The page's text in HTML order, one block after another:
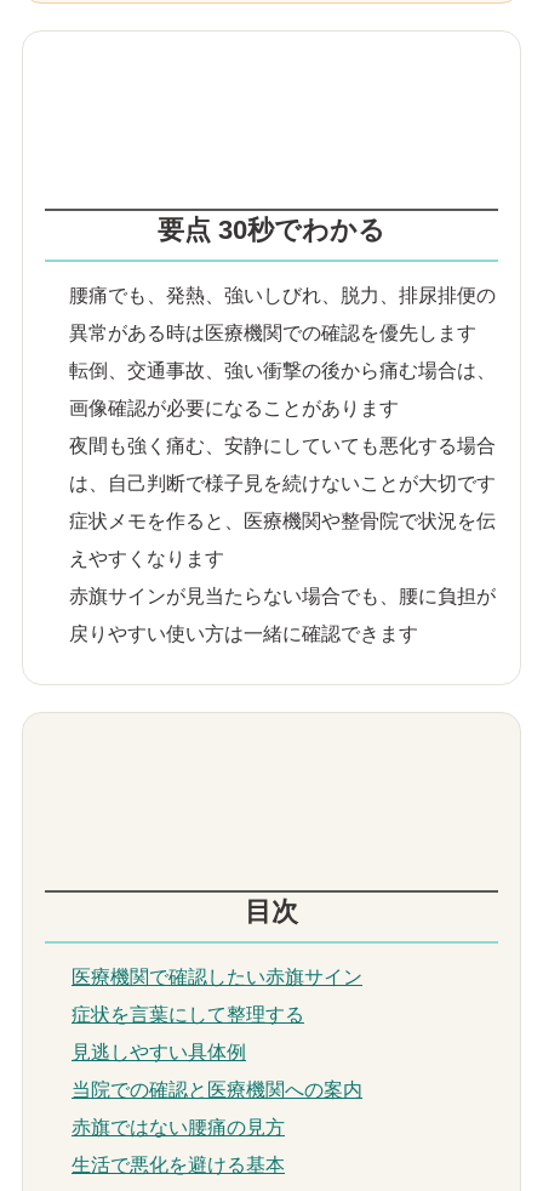
要点 30秒でわかる
腰痛でも、発熱、強いしびれ、脱力、排尿排便の
異常がある時は医療機関での確認を優先します
転倒、交通事故、強い衝撃の後から痛む場合は、
画像確認が必要になることがあります
夜間も強く痛む、安静にしていても悪化する場合
は、自己判断で様子見を続けないことが大切です
症状メモを作ると、医療機関や整骨院で状況を伝
えやすくなります
赤旗サインが見当たらない場合でも、腰に負担が
戻りやすい使い方は一緒に確認できます
目次
医療機関で確認したい赤旗サイン
症状を言葉にして整理する
見逃しやすい具体例
当院での確認と医療機関への案内
赤旗ではない腰痛の見方
生活で悪化を避ける基本